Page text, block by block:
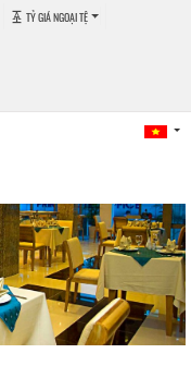
TỶ GIÁ NGOẠI TỆ